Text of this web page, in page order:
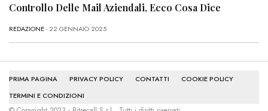
Controllo Delle Mail Aziendali, Ecco Cosa Dice
REDAZIONE- 22 GENNAIO 2025
PRIMA PAGINA PRIVACY POLICY CONTATTI
COOKIE POLICY
TERMINI E CONDIZIONI